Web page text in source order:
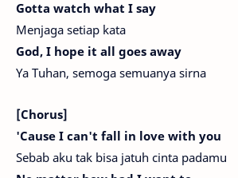
Gotta watch what I say
Menjaga setiap kata
God, I hope it all goes away
Ya Tuhan, semoga semuanya sirna
[Chorus]
'Cause I can't fall in love with you
Sebab aku tak bisa jatuh cinta padamu